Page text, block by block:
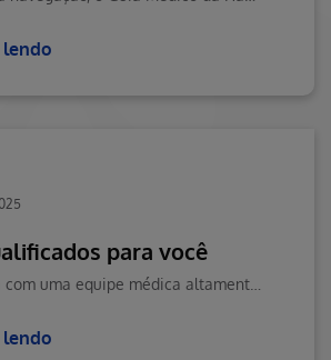
lendo
para você
lendo